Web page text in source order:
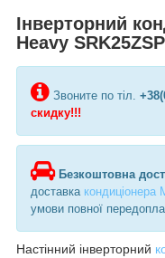
Інверторний
Heavy
Звоните по тіл.
скидку!!!
Безкоштовна
доставка кондиціонера
умови повної
Настінний інверторний